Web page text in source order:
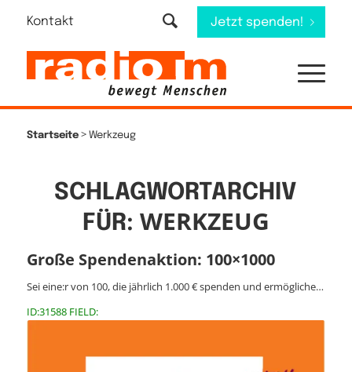
Kontakt Jetzt spenden!
Startseite> Werkzeug
SCHLAGWORTARCHIV
FÜR: WERKZEUG
Große Spendenaktion: 100×1000
Sei eine:r von 100, die jährlich 1.000 € spenden und ermögliche…
ID:31588 FIELD: